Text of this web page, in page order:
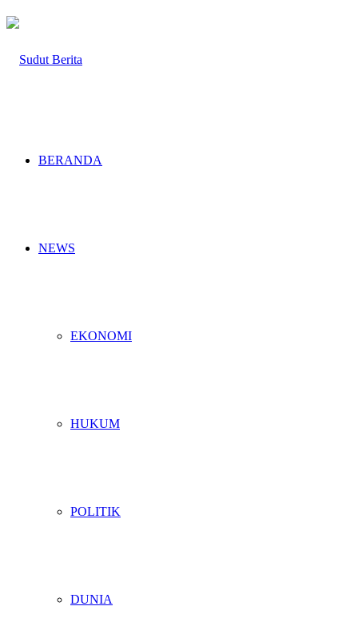
BERANDA
NEWS
EKONOMI
HUKUM
POLITIK
DUNIA